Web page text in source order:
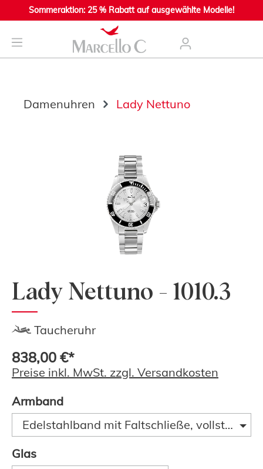
springen
Sommeraktion: 25 % Rabatt auf ausgewählte Modelle!
Damenuhren Lady Nettuno
Lady Nettuno - 1010.3
Taucheruhr
838,00 €*
Preise inkl. MwSt. zzgl. Versandkosten
Armband
Edelstahlband mit Faltschließe, vollständig
Glas